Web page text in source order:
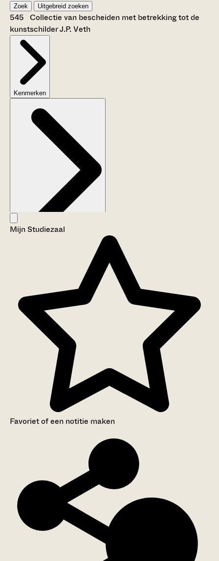
Zoek Uitgebreid zoeken
545 Collectie van bescheiden met betrekking tot de
kunstschilder J.P. Veth
Kenmerken
Aanwijzingen voor de gebruiker
Inventaris
Mijn Studiezaal
Favoriet of een notitie maken